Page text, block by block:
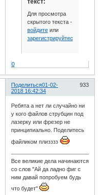
текст:
Для просмотра
скрытого текста -
войдитеили
зарегистрируйтесь
0
Поделиться 933
01-02-
2018 16:42:34
Ребята а нет ли случайно ни
у кого файлов струбцин под
лазерку или фрезер не
принципиально. Поделитесь
файликом плизззз
Все великие дела начинаются
со слов "Ай да ладно фиг с
ним давай попробуем будь
что будет"